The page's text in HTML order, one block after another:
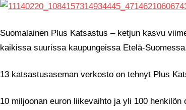
Suomalainen Plus Katsastus – ketjun kasvu
kaikissa suurissa kaupungeissa Etelä-
13 katsastusaseman verkosto on tehnyt Plus
10 miljoonan euron liikevaihto ja yli 100